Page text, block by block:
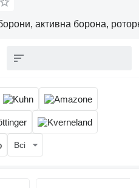
борони, активна борона,
Всі